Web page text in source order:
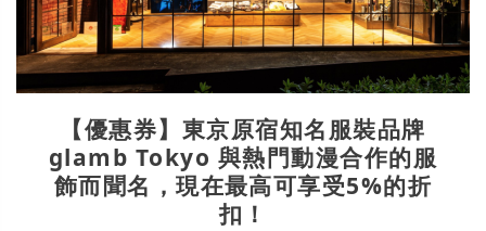
【優惠券】東京原宿知名服裝品牌
glamb Tokyo 與熱門動漫合作的服
飾而聞名，現在最高可享受5%的折
扣！